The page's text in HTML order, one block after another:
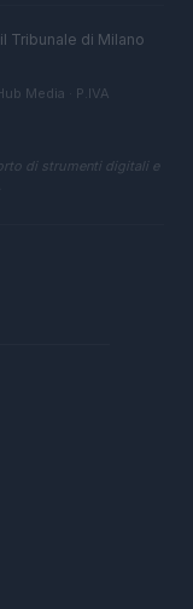
Tribunale di Milano
Media · P.IVA
di strumenti digitali e